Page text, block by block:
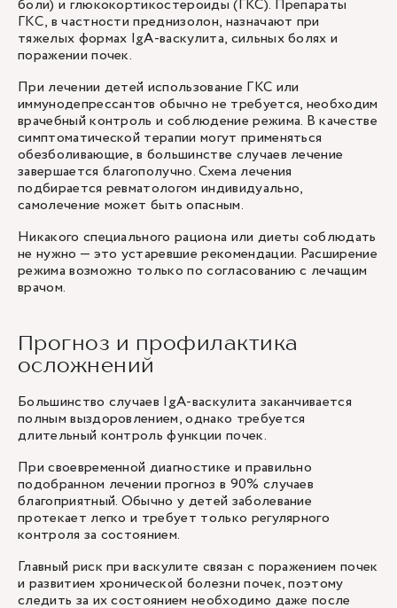
боли) и глюкокортикостероиды (ГКС). Препараты
ГКС, в частности преднизолон, назначают при
тяжелых формах IgA-васкулита, сильных болях и
поражении почек.
При лечении детей использование ГКС или
иммунодепрессантов обычно не требуется, необходим
врачебный контроль и соблюдение режима. В качестве
симптоматической терапии могут применяться
обезболивающие, в большинстве случаев лечение
завершается благополучно. Схема лечения
подбирается ревматологом индивидуально,
самолечение может быть опасным.
Никакого специального рациона или диеты соблюдать
не нужно — это устаревшие рекомендации. Расширение
режима возможно только по согласованию с лечащим
врачом.
Прогноз и профилактика
осложнений
Большинство случаев IgA-васкулита заканчивается
полным выздоровлением, однако требуется
длительный контроль функции почек.
При своевременной диагностике и правильно
подобранном лечении прогноз в 90% случаев
благоприятный. Обычно у детей заболевание
протекает легко и требует только регулярного
контроля за состоянием.
Главный риск при васкулите связан с поражением почек
и развитием хронической болезни почек, поэтому
следить за их состоянием необходимо даже после